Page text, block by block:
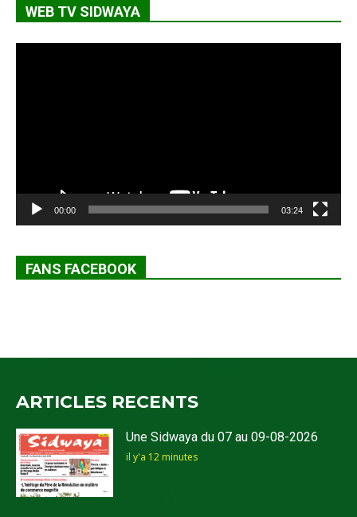
WEB TV SIDWAYA
00:00 03:24
FANS FACEBOOK
ARTICLES RECENTS
Une Sidwaya du 07 au 09-08-2026
il y'a 12 minutes